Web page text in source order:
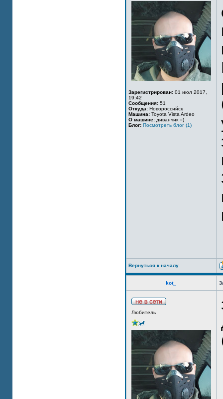
Зарегистрирован: 01 июл 2017,
19:42
Сообщения: 51
Откуда: Новороссийск
Машина: Toyota Vista Ardeo
О машине: диванчик =)
Блог: Посмотреть блог (1)
Вернуться к началу
kot_
Любитель